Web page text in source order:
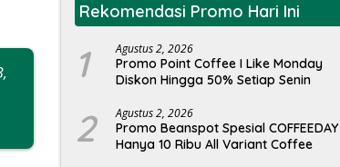
Rekomendasi Promo Hari Ini
1 Agustus 2, 2026
Promo Point Coffee I Like Monday
Diskon Hingga 50% Setiap Senin
2 Agustus 2, 2026
Promo Beanspot Spesial COFFEEDAY
Hanya 10 Ribu All Variant Coffee